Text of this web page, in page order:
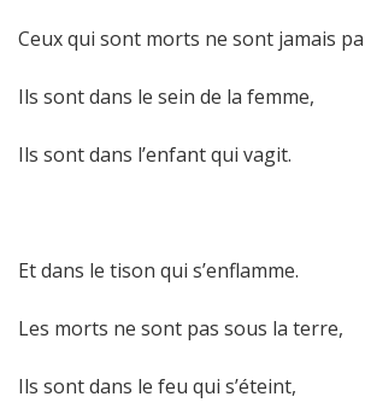
Ceux qui sont morts ne sont jamais
Ils sont dans le sein de la femme,
Ils sont dans l’enfant qui vagit.
Et dans le tison qui s’enflamme.
Les morts ne sont pas sous la terre,
Ils sont dans le feu qui s’éteint,